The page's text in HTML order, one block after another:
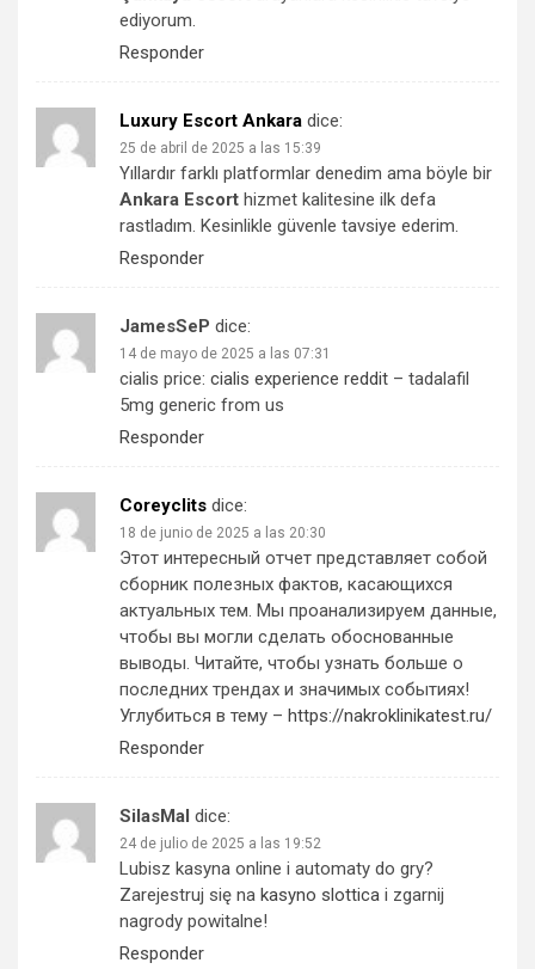
ediyorum.
Responder
Luxury Escort Ankara dice:
25 de abril de 2025 a las 15:39
Yıllardır farklı platformlar denedim ama böyle bir
Ankara Escort hizmet kalitesine ilk defa
rastladım. Kesinlikle güvenle tavsiye ederim.
Responder
JamesSeP dice:
14 de mayo de 2025 a las 07:31
cialis price: cialis experience reddit – tadalafil
5mg generic from us
Responder
Coreyclits dice:
18 de junio de 2025 a las 20:30
Этот интересный отчет представляет собой
сборник полезных фактов, касающихся
актуальных тем. Мы проанализируем данные,
чтобы вы могли сделать обоснованные
выводы. Читайте, чтобы узнать больше о
последних трендах и значимых событиях!
Углубиться в тему – https://nakroklinikatest.ru/
Responder
SilasMal dice:
24 de julio de 2025 a las 19:52
Lubisz kasyna online i automaty do gry?
Zarejestruj się na kasyno slottica i zgarnij
nagrody powitalne!
Responder